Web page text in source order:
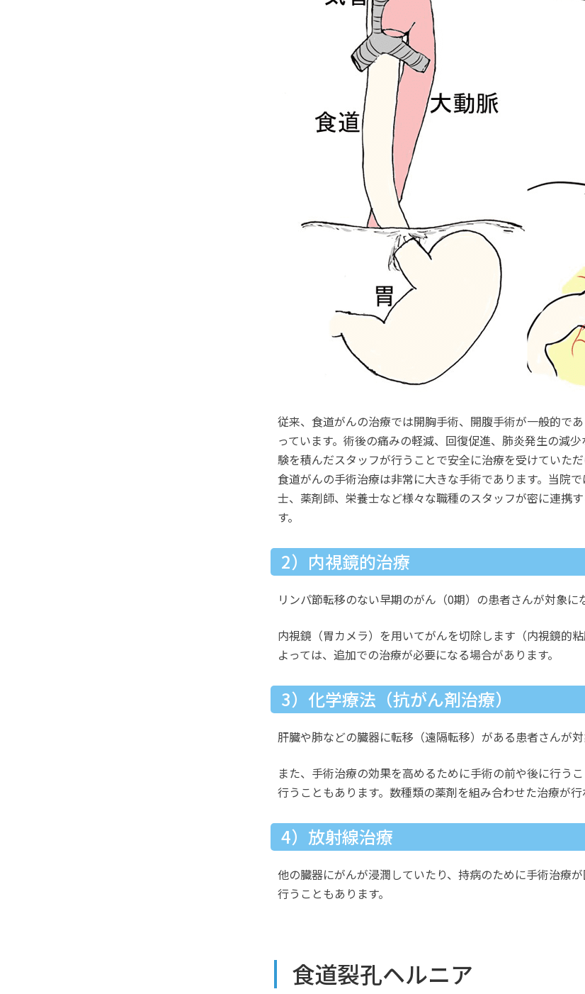
従来、食道がんの治療では開胸手術、開腹手術が一般的で
っています。術後の痛みの軽減、回復促進、肺炎発生の減
験を積んだスタッフが行うことで安全に治療を受けていただ
食道がんの手術治療は非常に大きな手術であります。当院
士、薬剤師、栄養士など様々な職種のスタッフが密に連携
す。
2）内視鏡的治療
リンパ節転移のない早期のがん（0期）の患者さんが対象に
内視鏡（胃カメラ）を用いてがんを切除します（内視鏡的
よっては、追加での治療が必要になる場合があります。
3）化学療法（抗がん剤治療）
肝臓や肺などの臓器に転移（遠隔転移）がある患者さんが対
また、手術治療の効果を高めるために手術の前や後に行う
行うこともあります。数種類の薬剤を組み合わせた治療が行
4）放射線治療
他の臓器にがんが浸潤していたり、持病のために手術治療
行うこともあります。
食道裂孔ヘルニア